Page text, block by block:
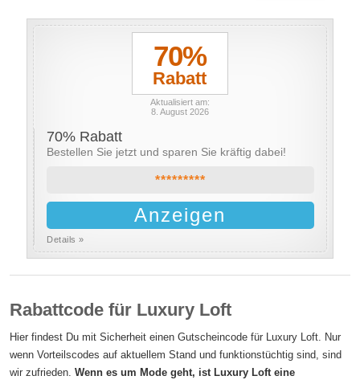
70%
Rabatt
Aktualisiert am:
8. August 2026
70% Rabatt
Bestellen Sie jetzt und sparen Sie kräftig dabei!
*********
Anzeigen
Details »
Rabattcode für Luxury Loft
Hier findest Du mit Sicherheit einen Gutscheincode für Luxury Loft. Nur
wenn Vorteilscodes auf aktuellem Stand und funktionstüchtig sind, sind
wir zufrieden.Wenn es um Mode geht, ist Luxury Loft eine